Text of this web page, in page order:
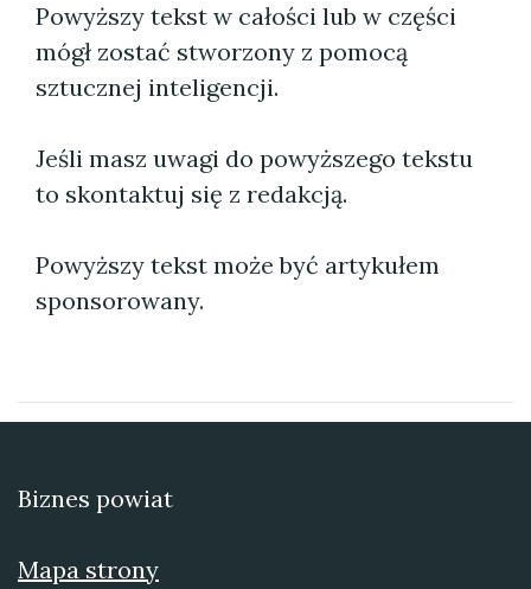
Powyższy tekst w całości lub w części
mógł zostać stworzony z pomocą
sztucznej inteligencji.
Jeśli masz uwagi do powyższego tekstu
to skontaktuj się z redakcją.
Powyższy tekst może być artykułem
sponsorowany.
Biznes powiat
Mapa strony